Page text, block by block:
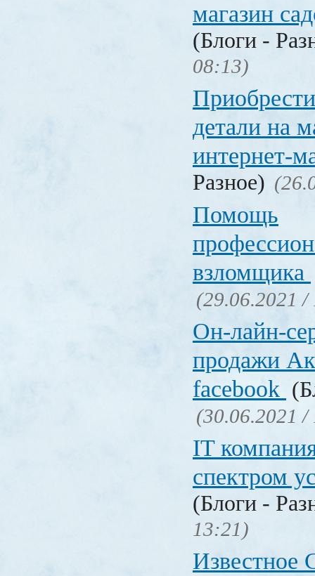
магазин
(Блоги -
08:13)
детали на
интернет-
Разное)
Помощь
взломщика
(29.06.2021 /
Он-лайн-
продажи
facebook
(30.06.2021 /
IT
спектром
(Блоги -
13:21)
Известное